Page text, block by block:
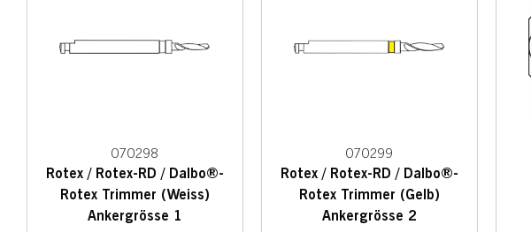
070298
Rotex / Rotex-RD / Dalbo®-
Rotex Trimmer (Weiss)
Ankergrösse 1
070299
Rotex / Rotex-RD / Dalbo®-
Rotex Trimmer (Gelb)
Ankergrösse 2